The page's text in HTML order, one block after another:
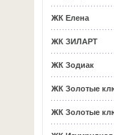
ЖК Елена
ЖК ЗИЛАРТ
ЖК Зодиак
ЖК Золотые
ЖК Золотые